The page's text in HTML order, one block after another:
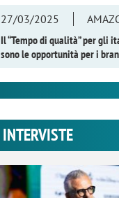
27/03/2025
Il “Tempo di qualità” per gli
sono le opportunità per i
INTERVISTE